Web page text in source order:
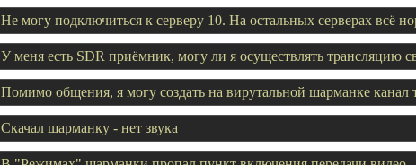
Не могу подключиться к серверу 10. На остальных серверах всё
У меня есть SDR приёмник, могу ли я осуществлять трансляцию
Помимо общения, я могу создать на вирутальной шарманке канал
Скачал шарманку - нет звука